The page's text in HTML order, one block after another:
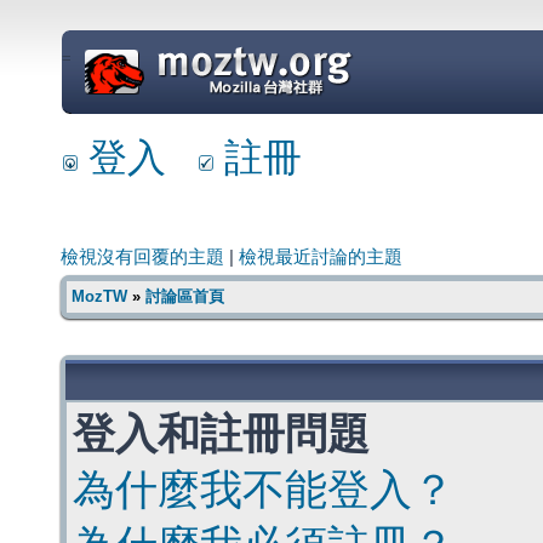
=
登入 註冊
檢視沒有回覆的主題 檢視最近討論的主題
MozTW» 討論區首頁
登入和註冊問題
為什麼我不能登入？